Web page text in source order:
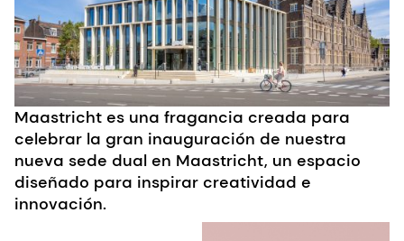
Maastricht es una fragancia creada para
celebrar la gran inauguración de nuestra
nueva sede dual en Maastricht, un espacio
diseñado para inspirar creatividad e
innovación.